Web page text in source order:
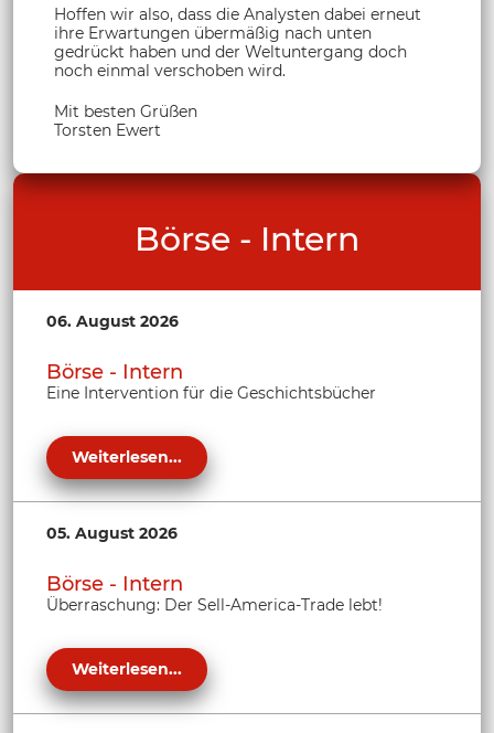
Hoffen wir also, dass die Analysten dabei erneut
ihre Erwartungen übermäßig nach unten
gedrückt haben und der Weltuntergang doch
noch einmal verschoben wird.
Mit besten Grüßen
Torsten Ewert
Börse - Intern
06. August 2026
Börse - Intern
Eine Intervention für die Geschichtsbücher
Weiterlesen...
05. August 2026
Börse - Intern
Überraschung: Der Sell-America-Trade lebt!
Weiterlesen...